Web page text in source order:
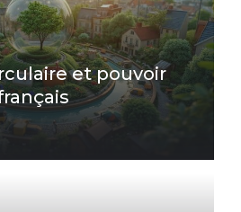
et pouvoir